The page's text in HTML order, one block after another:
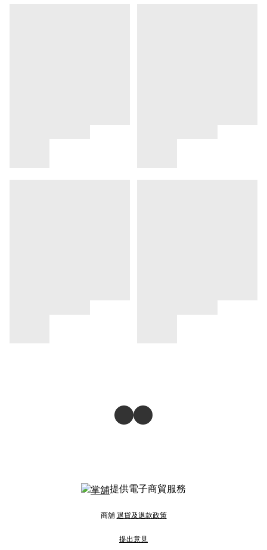
提供電子商貿服務
商舖 退貨及退款政策
提出意見